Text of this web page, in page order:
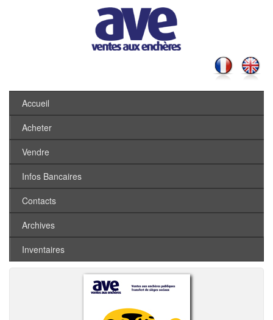
Accueil
Acheter
Vendre
Infos Bancaires
Contacts
Archives
Inventaires